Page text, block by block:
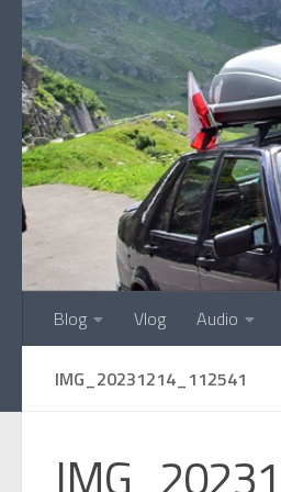
Przejdź do treści
Blog Vlog Audio
IMG_20231214_112541